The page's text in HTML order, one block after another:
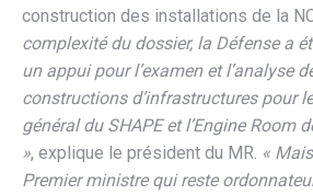
construction des installations de la
complexité du dossier, la Défense a
un appui pour l’examen et l’analyse
constructions d’infrastructures pour
général du SHAPE et l’Engine Room
», explique le président du MR. «
Premier ministre qui reste